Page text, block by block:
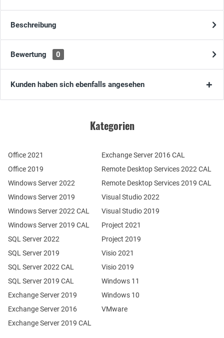
Beschreibung
Bewertung 0
Kunden haben sich ebenfalls angesehen
Kategorien
Office 2021
Office 2019
Windows Server 2022
Windows Server 2019
Exchange Server 2019
Exchange Server 2016
SQL Server 2022
SQL Server 2019
Windows Server 2022 CAL
Windows Server 2019 CAL
SQL Server 2022 CAL
SQL Server 2019 CAL
Remote Desktop Services 2022 CAL
Remote Desktop Services 2019 CAL
Exchange Server 2019 CAL
Exchange Server 2016 CAL
Visual Studio 2022
Visual Studio 2019
Project 2021
Project 2019
Visio 2021
Visio 2019
Windows 11
Windows 10
VMware